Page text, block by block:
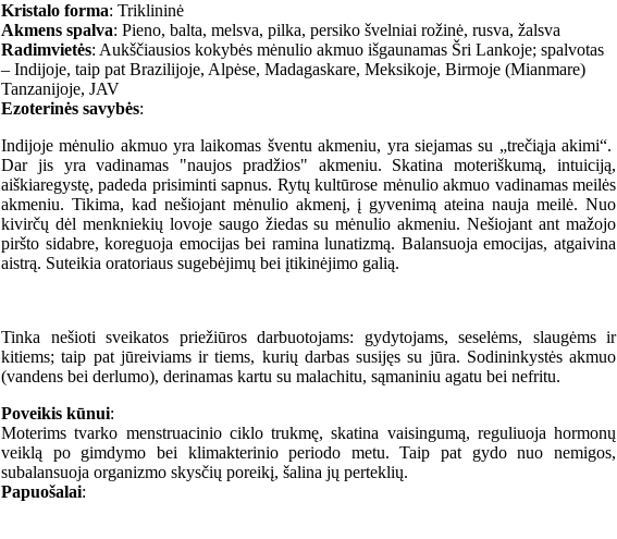
Kristalo forma: Triklininė
Akmens spalva: Pieno, balta, melsva, pilka, persiko švelniai rožinė, rusva, žalsva
Radimvietės: Aukščiausios kokybės mėnulio akmuo išgaunamas Šri Lankoje; spalvotas
– Indijoje, taip pat Brazilijoje, Alpėse, Madagaskare, Meksikoje, Birmoje (Mianmare)
Tanzanijoje, JAV
Ezoterinės savybės:
Indijoje mėnulio akmuo yra laikomas šventu akmeniu, yra siejamas su „trečiąja akimi“.
Dar jis yra vadinamas "naujos pradžios" akmeniu. Skatina moteriškumą, intuiciją,
aiškiaregystę, padeda prisiminti sapnus. Rytų kultūrose mėnulio akmuo vadinamas meilės
akmeniu. Tikima, kad nešiojant mėnulio akmenį, į gyvenimą ateina nauja meilė. Nuo
kivirčų dėl menkniekių lovoje saugo žiedas su mėnulio akmeniu. Nešiojant ant mažojo
piršto sidabre, koreguoja emocijas bei ramina lunatizmą. Balansuoja emocijas, atgaivina
aistrą. Suteikia oratoriaus sugebėjimų bei įtikinėjimo galią.
Tinka nešioti sveikatos priežiūros darbuotojams: gydytojams, seselėms, slaugėms ir
kitiems; taip pat jūreiviams ir tiems, kurių darbas susijęs su jūra. Sodininkystės akmuo
(vandens bei derlumo), derinamas kartu su malachitu, sąmaniniu agatu bei nefritu.
Poveikis kūnui:
Moterims tvarko menstruacinio ciklo trukmę, skatina vaisingumą, reguliuoja hormonų
veiklą po gimdymo bei klimakterinio periodo metu. Taip pat gydo nuo nemigos,
subalansuoja organizmo skysčių poreikį, šalina jų perteklių.
Papuošalai: